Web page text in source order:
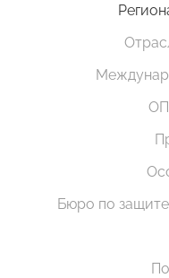
Бюро по